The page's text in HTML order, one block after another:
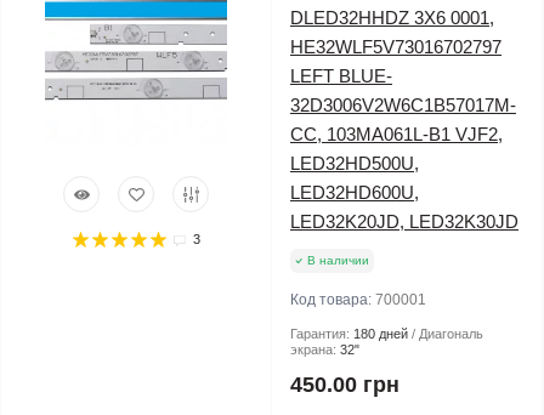
3
DLED32HHDZ 3X6 0001,
HE32WLF5V73016702797
LEFT BLUE-
32D3006V2W6C1B57017M-
CC, 103MA061L-B1 VJF2,
LED32HD500U,
LED32HD600U,
LED32K20JD, LED32K30JD
В наличии
Код товара: 700001
Гарантия: 180 дней
Диагональ
экрана: 32"
450.00 грн